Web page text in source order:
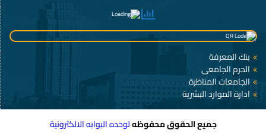
بنك المعرفة
الحرم الجامعى
الجامعات المناظرة
ادارة الموارد البشرية
جميع الحقوق محفوظهلوحده البوابه الالكترونية